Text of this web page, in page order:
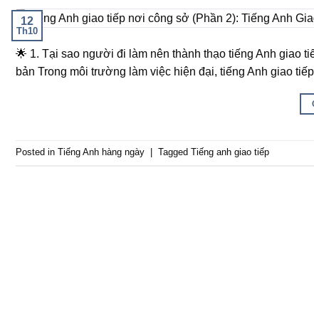
12
Th10
🌟 1. Tại sao người đi làm nên thành thạo tiếng Anh giao
bản Trong môi trường làm việc hiện đại, tiếng Anh giao
Posted in Tiếng Anh hàng ngày Tagged Tiếng anh giao tiếp